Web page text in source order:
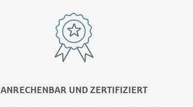
ANRECHENBAR UND ZERTIFIZIERT